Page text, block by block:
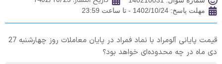
مهلت پاسخ: 1402/10/24 - تا ساعت 23:59
قیمت پایانی آلومراد با نماد فمراد در پایان معاملات روز چهارشنبه 27
دی ماه در چه محدوده‌ای خواهد بود؟